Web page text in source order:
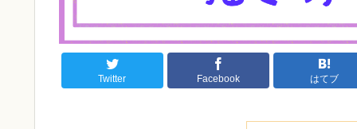
Twitter Facebook はてブ